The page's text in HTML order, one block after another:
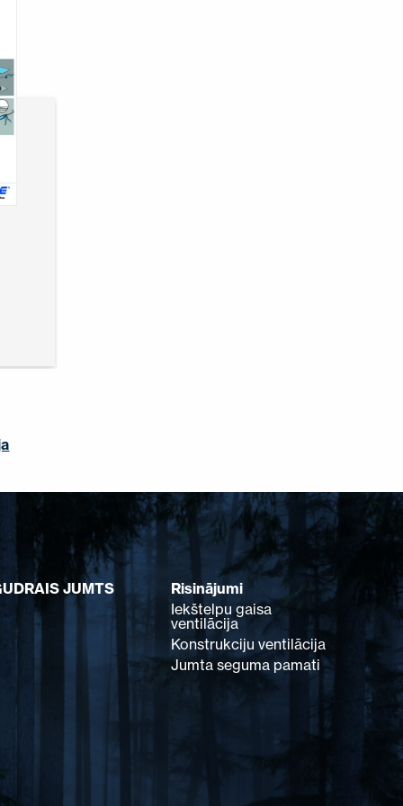
JUMTS
Risinājumi
Iekštelpu gaisa
ventilācija
Konstrukciju ventilācija
Jumta seguma pamati